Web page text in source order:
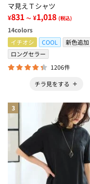
マ見えＴシャツ
¥831 ～ ¥1,018 (税込)
14colors
イチオシ
COOL
新色追加
ロングセラー
1206件
チラ見をする
3